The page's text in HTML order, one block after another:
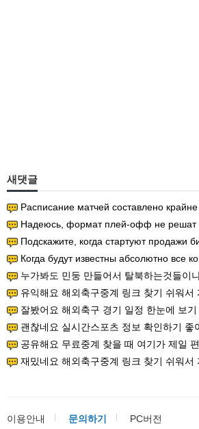
새댓글
Расписание матчей составлено крайне удобно
Надеюсь, формат плей-офф не решат внезапно
Подскажите, когда стартуют продажи
Когда будут известны абсолютно все команды
누가봐도 민둥 만들어서 탈북하는것들이나 뭔가 쳐들어오는 낌새를 미리 알아차리기 위
유익해요 해외축구중계 링크 찾기 쉬워서 자주 와요. 참고로 무료스포츠중계 정
잘봤어요 해외축구 경기 일정 한눈에 보기 좋아요. 덕분에 epl중계 볼 때 공
괜찮네요 실시간스포츠 정보 확인하기 좋아요. 그래도 epl중계 볼 때 공식 중
공유해요 무료중계 찾을 때 여기가 제일 편해요. 그리고 무료스포츠중계 정보 확인
재밌네요 해외축구중계 링크 찾기 쉬워서 자주 와요. 그래서 해외축구중계도 정식
이용안내 문의하기 PC버전